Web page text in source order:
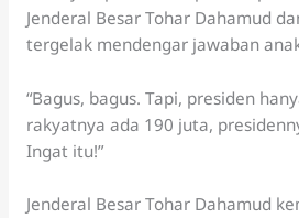
Jenderal Besar Tohar Dahamud
tergelak mendengar jawaban
“Bagus, bagus. Tapi, presiden
rakyatnya ada 190 juta,
Ingat itu!”
Jenderal Besar Tohar Dahamud